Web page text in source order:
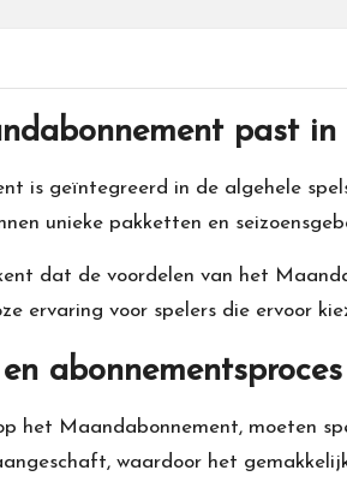
past in
is geïntegreerd in de algehele
unieke pakketten en
dat de voordelen van het
ervaring voor spelers die ervoor
abonnementsproces
het Maandabonnement, moeten
waardoor het